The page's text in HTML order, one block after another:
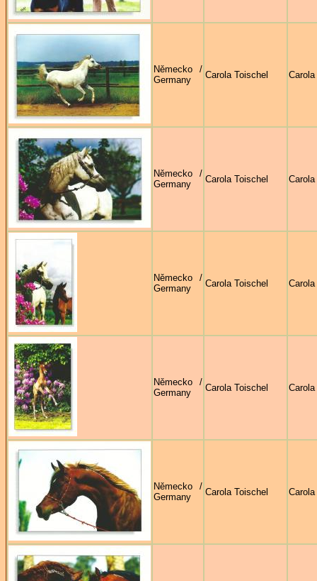
Německo /
Germany
Carola Toischel
Německo /
Germany
Carola Toischel
Německo /
Germany
Carola Toischel
Německo /
Germany
Carola Toischel
Německo /
Germany
Carola Toischel